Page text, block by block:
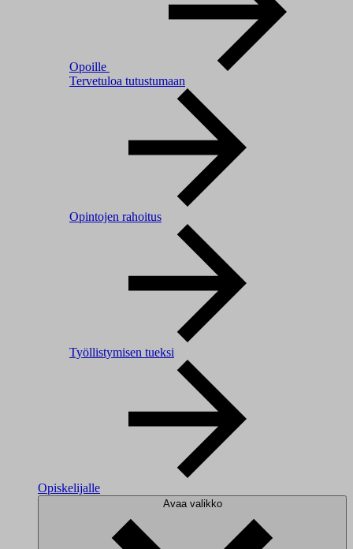
Opoille
Tervetuloa tutustumaan
Opintojen rahoitus
Työllistymisen tueksi
Opiskelijalle
Avaa valikko